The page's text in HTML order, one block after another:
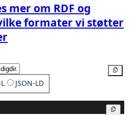
mer om RDF og
formater vi støtter
JSON-LD